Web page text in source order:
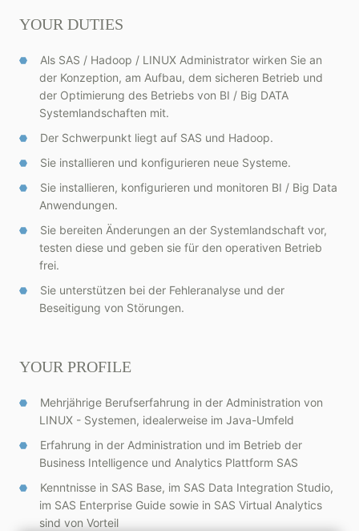
YOUR DUTIES
Als SAS / Hadoop / LINUX Administrator wirken Sie an
der Konzeption, am Aufbau, dem sicheren Betrieb und
der Optimierung des Betriebs von BI / Big DATA
Systemlandschaften mit.
Der Schwerpunkt liegt auf SAS und Hadoop.
Sie installieren und konfigurieren neue Systeme.
Sie installieren, konfigurieren und monitoren BI / Big Data
Anwendungen.
Sie bereiten Änderungen an der Systemlandschaft vor,
testen diese und geben sie für den operativen Betrieb
frei.
Sie unterstützen bei der Fehleranalyse und der
Beseitigung von Störungen.
YOUR PROFILE
Mehrjährige Berufserfahrung in der Administration von
LINUX - Systemen, idealerweise im Java-Umfeld
Erfahrung in der Administration und im Betrieb der
Business Intelligence und Analytics Plattform SAS
Kenntnisse in SAS Base, im SAS Data Integration Studio,
im SAS Enterprise Guide sowie in SAS Virtual Analytics
sind von Vorteil